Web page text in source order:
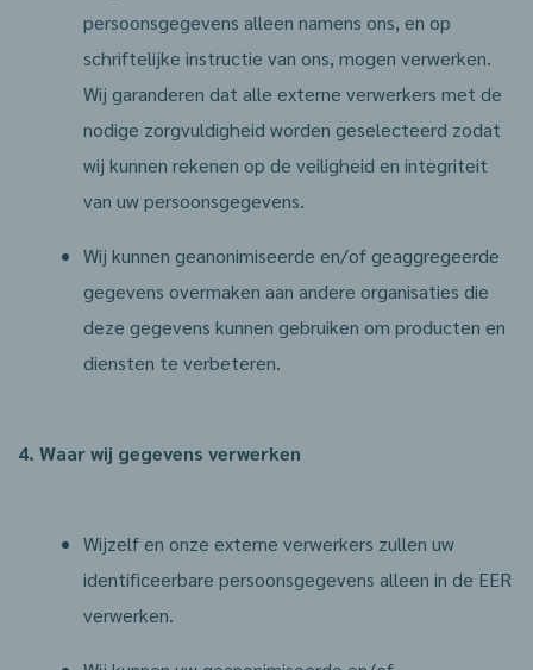
persoonsgegevens alleen namens ons, en op
schriftelijke instructie van ons, mogen verwerken.
Wij garanderen dat alle externe verwerkers met de
nodige zorgvuldigheid worden geselecteerd zodat
wij kunnen rekenen op de veiligheid en integriteit
van uw persoonsgegevens.
Wij kunnen geanonimiseerde en/of geaggregeerde
gegevens overmaken aan andere organisaties die
deze gegevens kunnen gebruiken om producten en
diensten te verbeteren.
4. Waar wij gegevens verwerken
Wijzelf en onze externe verwerkers zullen uw
identificeerbare persoonsgegevens alleen in de EER
verwerken.